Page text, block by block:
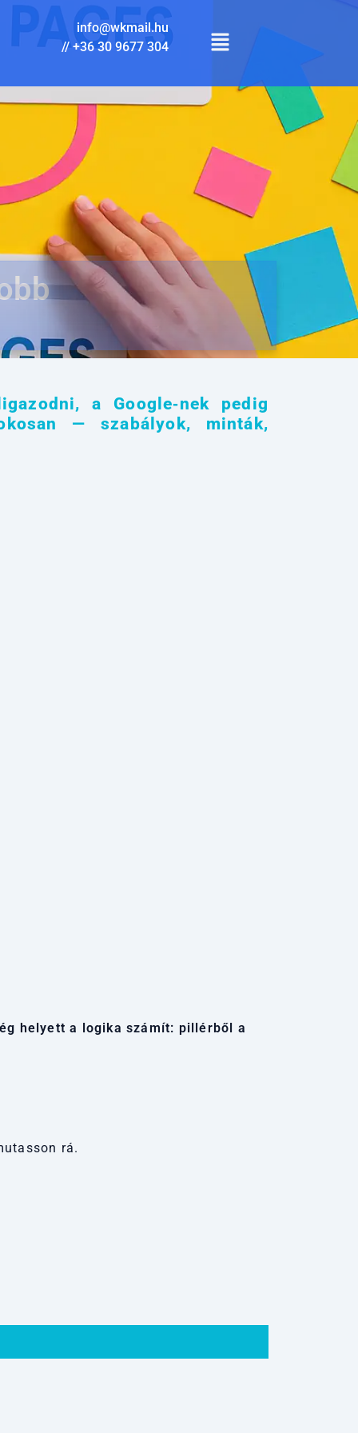
info@wkmail.hu
//+36 30 9677 304
a Google‑nek pedig
— szabályok, minták,
helyett a logika számít: pillérből a
rá.